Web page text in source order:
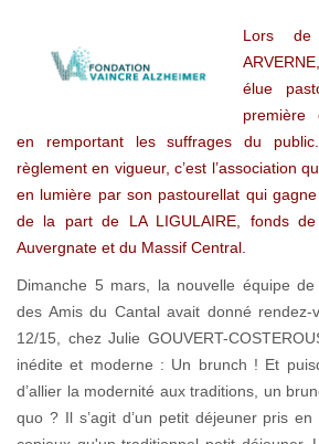
Lors
élue
première
en remportant les suffrages du
règlement en vigueur, c’est l’association
en lumière par son pastourellat qui
de la part de LA LIGULAIRE, fonds
Auvergnate et du Massif Central.
Dimanche 5 mars, la nouvelle équipe
des Amis du Cantal avait donné rendez-
12/15, chez Julie GOUVERT-
inédite et moderne : Un brunch ! Et
d’allier la modernité aux traditions, un
quo ? Il s’agit d’un petit déjeuner pris